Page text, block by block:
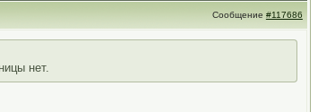
Сообщение #117686
нет.